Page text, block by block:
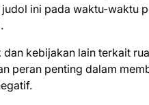
ini pada waktu-waktu
kebijakan lain terkait
peran penting dalam